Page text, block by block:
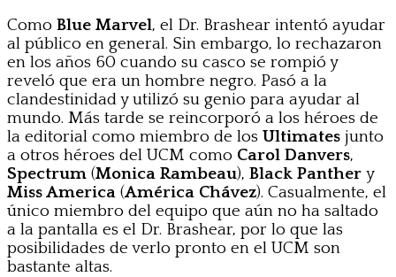
Como Blue Marvel, el Dr. Brashear intentó ayudar
al público en general. Sin embargo, lo rechazaron
en los años 60 cuando su casco se rompió y
reveló que era un hombre negro. Pasó a la
clandestinidad y utilizó su genio para ayudar al
mundo. Más tarde se reincorporó a los héroes de
la editorial como miembro de los Ultimates junto
a otros héroes del UCM como Carol Danvers,
Spectrum (Monica Rambeau), Black Panther y
Miss America (América Chávez). Casualmente, el
único miembro del equipo que aún no ha saltado
a la pantalla es el Dr. Brashear, por lo que las
posibilidades de verlo pronto en el UCM son
bastante altas.